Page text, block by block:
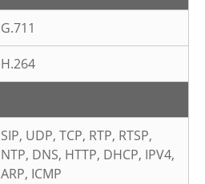
G.711
H.264
SIP, UDP, TCP, RTP, RTSP,
NTP, DNS, HTTP, DHCP, IPV4,
ARP, ICMP